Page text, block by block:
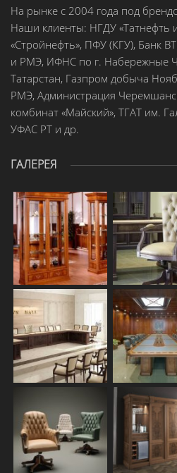
На рынке с 2004 года под
Наши клиенты: НГДУ
«Стройнефть», ПФУ (КГУ), Банк
и РМЭ, ИФНС по г. Набережные
Татарстан, Газпром добыча
РМЭ, Администрация
комбинат «Майский», ТГАТ им.
УФАС РТ и др.
ГАЛЕРЕЯ